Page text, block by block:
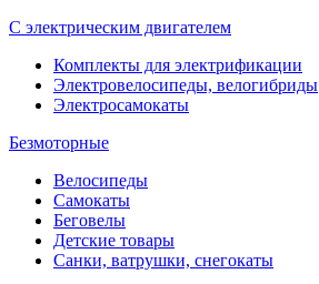
С электрическим двигателем
Комплекты для электрификации
Электровелосипеды, велогибриды
Электросамокаты
Безмоторные
Велосипеды
Самокаты
Беговелы
Детские товары
Санки, ватрушки, снегокаты